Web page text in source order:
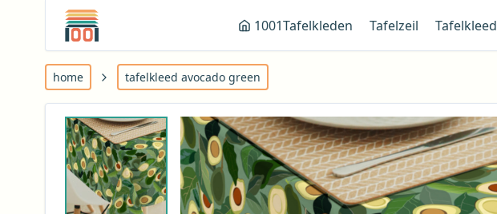
1001Tafelkleden Tafelzeil Tafelkleed
home tafelkleed avocado green